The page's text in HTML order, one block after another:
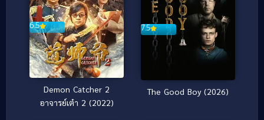
6.5
Demon Catcher 2
อาจารย์เต๋า 2 (2022)
7.5
The Good Boy (2026)